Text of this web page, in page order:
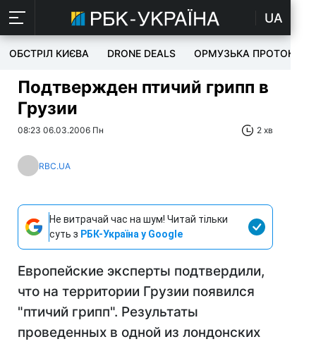
UA
ОБСТРІЛ КИЄВА DRONE DEALS ОРМУЗЬКА ПРОТОКА
Подтвержден птичий грипп в
Грузии
08:23 06.03.2006 Пн 2 хв
RBC.UA
Не витрачай час на шум! Читай тільки
суть з РБК-Україна у Google
Европейские эксперты подтвердили,
что на территории Грузии появился
"птичий грипп". Результаты
проведенных в одной из лондонских